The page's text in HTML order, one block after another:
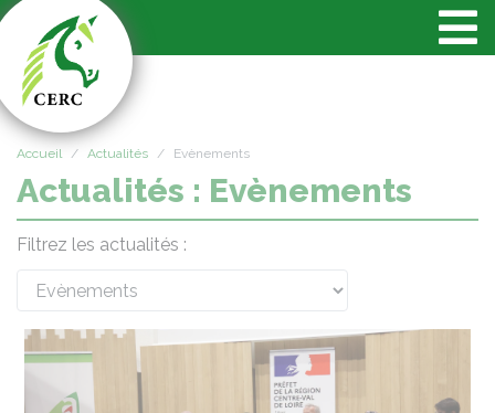
Accueil Actualités Evènements
Actualités : Evènements
Filtrez les actualités :
Panneau de gestion des cookies